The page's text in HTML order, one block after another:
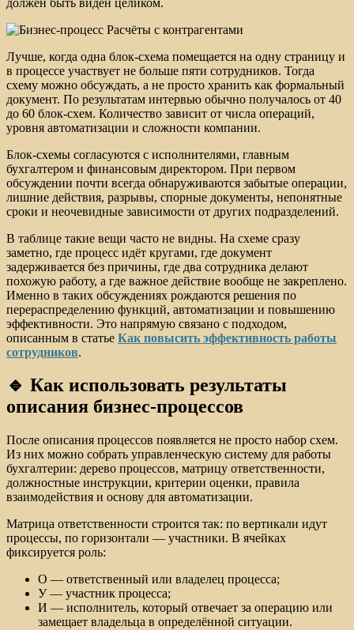
Лучше, когда одна блок-схема помещается на одну страницу и
в процессе участвует не больше пяти сотрудников. Тогда
схему можно обсуждать, а не просто хранить как формальный
документ. По результатам интервью обычно получалось от 40
до 60 блок-схем. Количество зависит от числа операций,
уровня автоматизации и сложности компании.
Блок-схемы согласуются с исполнителями, главным
бухгалтером и финансовым директором. При первом
обсуждении почти всегда обнаруживаются забытые операции,
лишние действия, разрывы, спорные документы, непонятные
сроки и неочевидные зависимости от других подразделений.
В таблице такие вещи часто не видны. На схеме сразу
заметно, где процесс идёт кругами, где документ
задерживается без причины, где два сотрудника делают
похожую работу, а где важное действие вообще не закреплено.
Именно в таких обсуждениях рождаются решения по
перераспределению функций, автоматизации и повышению
эффективности. Это напрямую связано с подходом,
описанным в статье Как повысить эффективность работы
сотрудников.
🔹 Как использовать результаты
описания бизнес-процессов
После описания процессов появляется не просто набор схем.
Из них можно собрать управленческую систему для работы
бухгалтерии: дерево процессов, матрицу ответственности,
должностные инструкции, критерии оценки, правила
взаимодействия и основу для автоматизации.
Матрица ответственности строится так: по вертикали идут
процессы, по горизонтали — участники. В ячейках
фиксируется роль:
О — ответственный или владелец процесса;
У — участник процесса;
И — исполнитель, который отвечает за операцию или
замещает владельца в определённой ситуации.